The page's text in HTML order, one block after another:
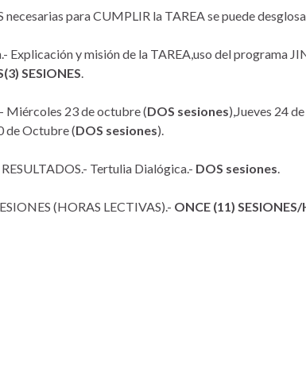
necesarias para CUMPLIR la TAREA se puede
Explicación y misión de la TAREA,uso del programa
SESIONES
Miércoles 23 de octubre (DOS sesiones),Jueves 24
de Octubre (DOS sesiones).
Tertulia Dialógica.- DOS sesiones
(HORAS LECTIVAS).- ONCE (11) SESIONES/